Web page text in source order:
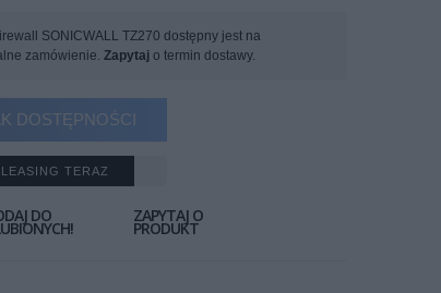
SONICWALL TZ270 dostępny jest na
zamówienie. Zapytaj o termin dostawy.
DOSTĘPNOŚCI
TERAZ
DO ZAPYTAJ O
PRODUKT